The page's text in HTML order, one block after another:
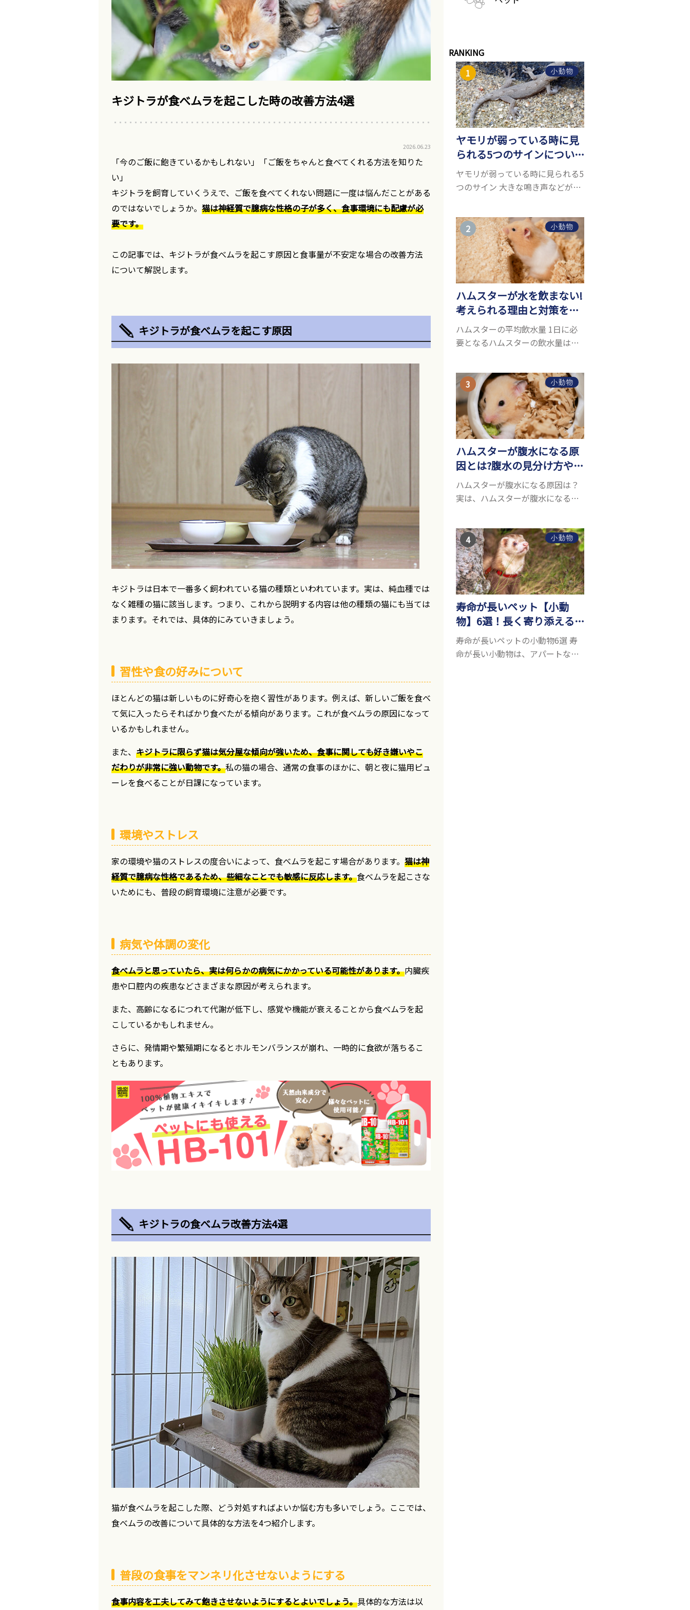
キジトラが食べムラを起こした時の改善方法4選
2026.06.23
「今のご飯に飽きているかもしれない」「ご飯をちゃんと食べてくれる方法を知りた
い」
キジトラを飼育していくうえで、ご飯を食べてくれない問題に一度は悩んだことがある
のではないでしょうか。 猫は神経質で臆病な性格の子が多く、食事環境にも配慮が必
要です。
この記事では、キジトラが食べムラを起こす原因と食事量が不安定な場合の改善方法
について解説します。
キジトラが食べムラを起こす原因
キジトラは日本で一番多く飼われている猫の種類といわれています。実は、純血種では
なく雑種の猫に該当します。つまり、これから説明する内容は他の種類の猫にも当ては
まります。それでは、具体的にみていきましょう。
習性や食の好みについて
ほとんどの猫は新しいものに好奇心を抱く習性があります。例えば、新しいご飯を食べ
て気に入ったらそればかり食べたがる傾向があります。これが食べムラの原因になって
いるかもしれません。
また、 キジトラに限らず猫は気分屋な傾向が強いため、食事に関しても好き嫌いやこ
だわりが非常に強い動物です。私の猫の場合、通常の食事のほかに、朝と夜に猫用ピュ
ーレを食べることが日課になっています。
環境やストレス
家の環境や猫のストレスの度合いによって、食べムラを起こす場合があります。 猫は神
経質で臆病な性格であるため、些細なことでも敏感に反応します。食べムラを起こさな
いためにも、普段の飼育環境に注意が必要です。
病気や体調の変化
食べムラと思っていたら、実は何らかの病気にかかっている可能性があります。内臓疾
患や口腔内の疾患などさまざまな原因が考えられます。
また、高齢になるにつれて代謝が低下し、感覚や機能が衰えることから食べムラを起
こしているかもしれません。
さらに、発情期や繁殖期になるとホルモンバランスが崩れ、一時的に食欲が落ちるこ
ともあります。
キジトラの食べムラ改善方法4選
猫が食べムラを起こした際、どう対処すればよいか悩む方も多いでしょう。ここでは、
食べムラの改善について具体的な方法を4つ紹介します。
普段の食事をマンネリ化させないようにする
食事内容を工夫してみて飽きさせないようにするとよいでしょう。具体的な方法は以
RANKING
小動物
ヤモリが弱っている時に見
られる5つのサインについ
て詳しくご紹介！
ヤモリが弱っている時に見られる5
つのサイン 大きな鳴き声などがな
して人気が高まっているヤモリを
お迎えしたいと思う人も多いので
はないでしょうか...
小動物
ハムスターが水を飲まない!
考えられる理由と対策を解
説
ハムスターの平均飲水量 1日に必
要となるハムスターの飲水量は、
ければなりません。ハムスターの
種類やサイズにもよりますが、平
均10〜15c...
小動物
ハムスターが腹水になる原
因とは?腹水の見分け方や対
処方法を解説
ハムスターが腹水になる原因は？
実は、ハムスターが腹水になる原
しいため、難しい検査を気軽にす
ることができないためです。 腹水
になる理由はさま...
小動物
寿命が長いペット【小動
物】6選！長く寄り添える
小動物はいる？
寿命が長いペットの小動物6選 寿
命が長い小動物は、アパートなど